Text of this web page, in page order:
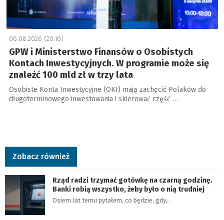
06.08.2026 (20:16)
GPW i Ministerstwo Finansów o Osobistych
Kontach Inwestycyjnych. W programie może się
znaleźć 100 mld zł w trzy lata
Osobiste Konta Inwestycyjne (OKI) mają zachęcić Polaków do
długoterminowego inwestowania i skierować część …
Zobacz również
Rząd radzi trzymać gotówkę na czarną godzinę.
Banki robią wszystko, żeby było o nią trudniej
Osiem lat temu pytałem, co będzie, gdy…